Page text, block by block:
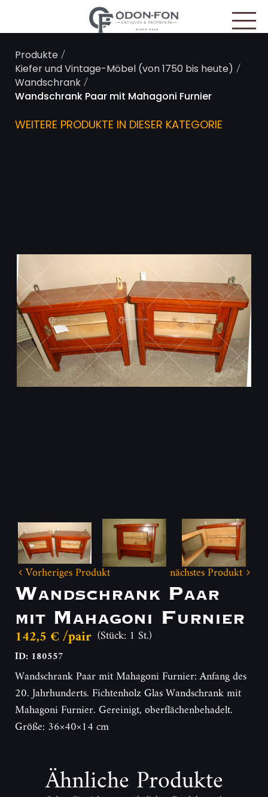
Produkte/
Kiefer und Vintage-Möbel (von 1750 bis heute) /
Wandschrank/
Wandschrank Paar mit Mahagoni Furnier
WEITERE PRODUKTE IN DIESER KATEGORIE
Vorheriges Produkt nächstes Produkt
Wandschrank Paar
mit Mahagoni Furnier
142,5 € /pair (Stück: 1 St.)
ID: 180557
Wandschrank Paar mit Mahagoni Furnier: Anfang des
20. Jahrhunderts. Fichtenholz Glas Wandschrank mit
Mahagoni Furnier. Gereinigt, oberflächenbehadelt.
Größe: 36×40×14 cm
Ähnliche Produkte